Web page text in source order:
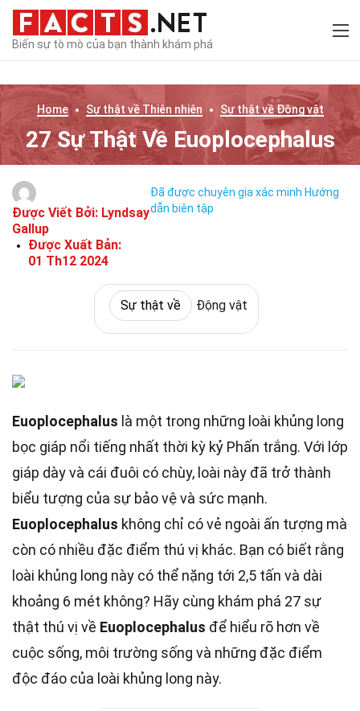
Biến sự tò mò của bạn thành khám phá
Home Sự thật về Thiên nhiên Sự thật vềĐộng vật
27 Sự Thật Về Euoplocephalus
Được Viết Bởi: Lyndsay
Gallup
Được Xuất Bản:
01 Th12 2024
Đã được chuyên gia xác minh Hướng
dẫn biên tập
Sự thật về Động vật
Euoplocephalus là một trong những loài khủng long
bọc giáp nổi tiếng nhất thời kỳ kỷ Phấn trắng. Với lớp
giáp dày và cái đuôi có chùy, loài này đã trở thành
biểu tượng của sự bảo vệ và sức mạnh.
Euoplocephalus không chỉ có vẻ ngoài ấn tượng mà
còn có nhiều đặc điểm thú vị khác. Bạn có biết rằng
loài khủng long này có thể nặng tới 2,5 tấn và dài
khoảng 6 mét không? Hãy cùng khám phá 27 sự
thật thú vị về Euoplocephalus để hiểu rõ hơn về
cuộc sống, môi trường sống và những đặc điểm
độc đáo của loài khủng long này.